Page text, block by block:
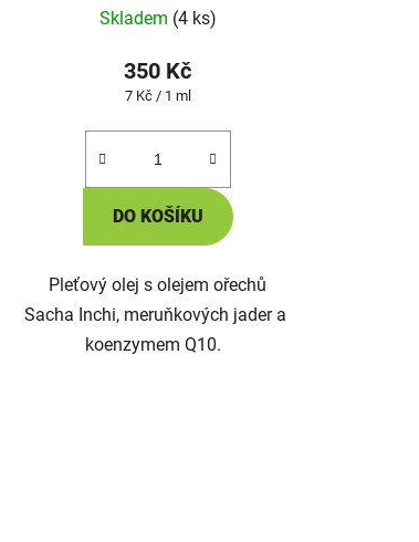
Skladem (4 ks)
350 Kč
Měrná
7 Kč / 1 ml
DO KOŠÍKU
Pleťový olej s olejem ořechů
Sacha Inchi, meruňkových jader a
koenzymem Q10.